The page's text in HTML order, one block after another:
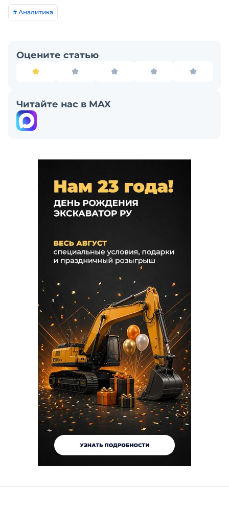
# Аналитика
Оцените статью
Читайте нас в MAX